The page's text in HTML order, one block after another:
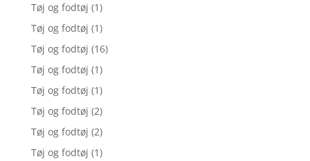
Tøj og fodtøj (1)
Tøj og fodtøj (1)
Tøj og fodtøj (16)
Tøj og fodtøj (1)
Tøj og fodtøj (1)
Tøj og fodtøj (2)
Tøj og fodtøj (2)
Tøj og fodtøj (1)